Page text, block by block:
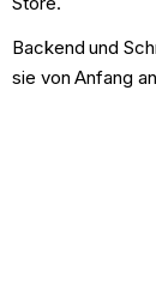
Backend und
sie von Anfang